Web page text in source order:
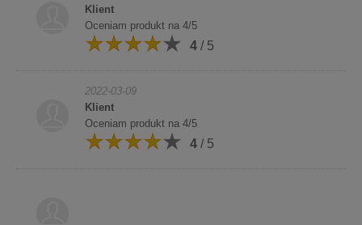
Klient
Oceniam produkt na 4/5
4 / 5
2022-03-09
Klient
Oceniam produkt na 4/5
4 / 5